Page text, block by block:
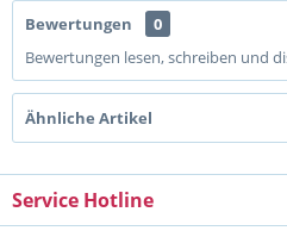
Bewertungen
0
Bewertungen lesen, schreiben und
Ähnliche Artikel
Service Hotline